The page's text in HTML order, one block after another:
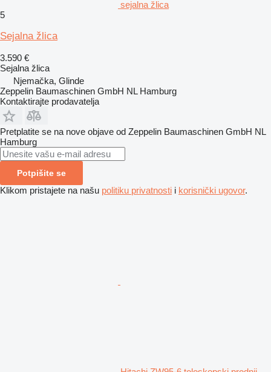
sejalna žlica
5
Sejalna žlica
3.590 €
Sejalna žlica
Njemačka, Glinde
Zeppelin Baumaschinen GmbH NL Hamburg
Kontaktirajte prodavatelja
Pretplatite se na nove objave od Zeppelin Baumaschinen GmbH NL
Hamburg
Potpišite se
Klikom pristajete na našu politiku privatnosti i korisnički ugovor.